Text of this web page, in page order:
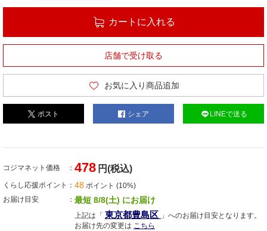
カートに入れる
店舗で受け取る
お気に入り商品追加
ポスト シェア LINEで送る
コジマネット価格 478 円(税込)
くらし応援ポイント 48 ポイント (10%)
お届け目安
最短 8/8(土) にお届け
上記は「 東京都豊島区 」へのお届け目安となります。
お届け先の変更は こちら